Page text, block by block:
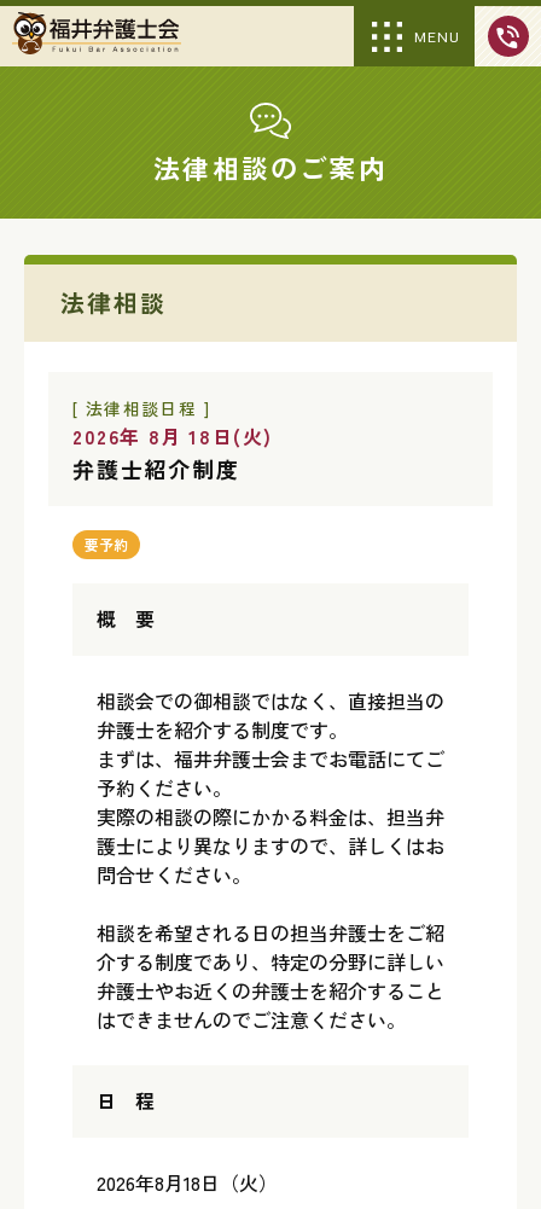
MENU
法律相談のご案内
法律相談
[ 法律相談日程 ]
2026年 8月 18日(火)
弁護士紹介制度
要予約
概 要
相談会での御相談ではなく、直接担当の
弁護士を紹介する制度です。
まずは、福井弁護士会までお電話にてご
予約ください。
実際の相談の際にかかる料金は、担当弁
護士により異なりますので、詳しくはお
問合せください。
相談を希望される日の担当弁護士をご紹
介する制度であり、特定の分野に詳しい
弁護士やお近くの弁護士を紹介すること
はできませんのでご注意ください。
日 程
2026年8月18日（火）